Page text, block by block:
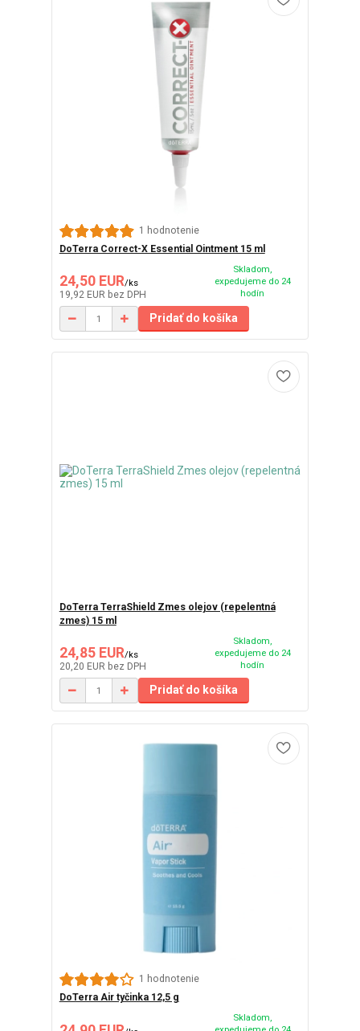
1 hodnotenie
DoTerra Correct-X Essential Ointment 15 ml
24,50 EUR/ks
19,92 EUR bez DPH
Skladom,
expedujeme do 24
hodín
Pridať do košíka
DoTerra TerraShield Zmes olejov (repelentná
zmes) 15 ml
24,85 EUR/ks
20,20 EUR bez DPH
Skladom,
expedujeme do 24
hodín
Pridať do košíka
1 hodnotenie
DoTerra Air tyčinka 12,5 g
Skladom,